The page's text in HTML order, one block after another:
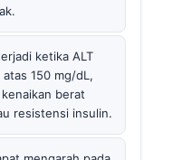
ketika ALT
150 mg/dL,
berat
resistensi insulin.